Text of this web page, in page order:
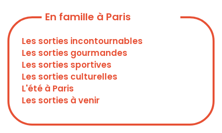
En famille à Paris
Les sorties incontournables
Les sorties gourmandes
Les sorties sportives
Les sorties culturelles
L'été à Paris
Les sorties à venir